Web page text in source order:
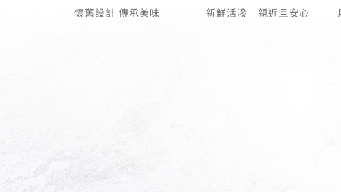
所
懷舊設計 傳承美味 新鮮活潑 親近且安心